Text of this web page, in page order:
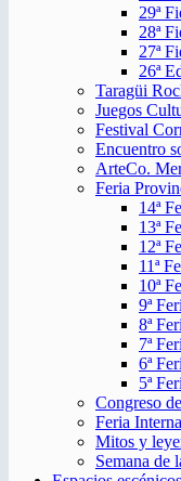
29ª
28ª
27ª
26ª
Taragüi
Juegos
Festival
Encuentro
ArteCo.
Feria
14ª
13ª
12ª
11ª
10ª
9ª
8ª
7ª
6ª
5ª
Congreso
Feria
Mitos y
Semana de